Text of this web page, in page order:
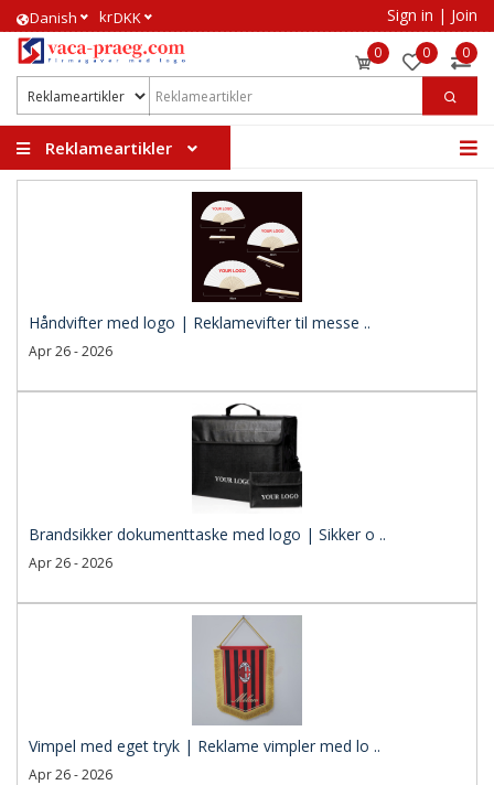
​Danish krDKK Sign in | Join
0 0 0
Reklameartikler
Håndvifter med logo | Reklamevifter til messe ..
Apr 26 - 2026
Brandsikker dokumenttaske med logo | Sikker o ..
Apr 26 - 2026
Vimpel med eget tryk | Reklame vimpler med lo ..
Apr 26 - 2026